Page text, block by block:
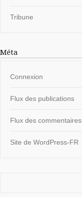
Tribune
Méta
Connexion
Flux des publications
Flux des commentaires
Site de WordPress-FR